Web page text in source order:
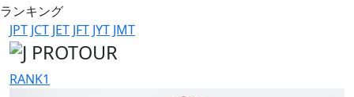
ランキング
JPT JCT JET JFT JYT JMT
RANK1